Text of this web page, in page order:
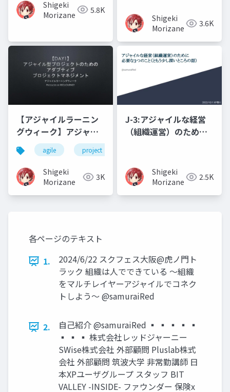
ない
Shigeki
Morizane
5.8K
Shigeki
Morizane
3.6K
【アジャイルラーニン
グウィーク】アジャイ
ル型プロジェクトのた
めのアダプティブプロ
ジェクトマネジメント
agile project
Shigeki
Morizane
3K
J-3:アジャイルな経営
（組織運営）のために
話）
Shigeki
Morizane
2.5K
各ページのテキスト
1.
2024/6/22 スクフェス大阪@虎ノ門ト
ラック 組織は人でできている 〜組織
をマルチレイヤーアジャイルでコネク
トしよう〜 @samuraiRed
2.
自己紹介 @samuraiRed ▪ ▪ ▪ ▪ ▪
▪ ▪ ▪ 株式会社レッドジャーニー
SWise株式会社 外部顧問 Pluslab株式
会社 外部顧問 筑波大学 非常勤講師 日
本XPユーザグループ スタッフ BIT
VALLEY -INSIDE- ファウンダー 保険x